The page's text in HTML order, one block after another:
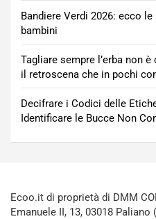
Bandiere Verdi 2026: ecco
bambini
Tagliare sempre l’erba non
il retroscena che in pochi
Decifrare i Codici delle
Identificare le Bucce Non
Ecoo.it di proprietà di DMM
Emanuele II, 13, 03018